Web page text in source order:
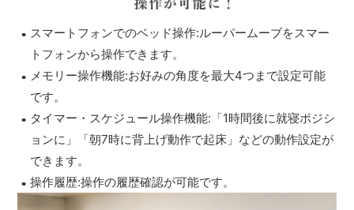
スマートフォンでのベッド操作:ルーパームーブをスマー
トフォンから操作できます。
メモリー操作機能:お好みの角度を最大4つまで設定可能
です。
タイマー・スケジュール操作機能:「1時間後に就寝ポジシ
ョンに」「朝7時に背上げ動作で起床」などの動作設定が
できます。
操作履歴:操作の履歴確認が可能です。